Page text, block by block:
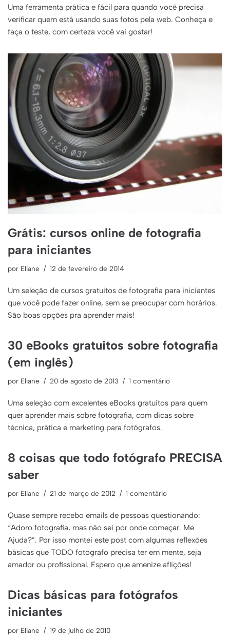
Uma ferramenta prática e fácil para quando você precisa
verificar quem está usando suas fotos pela web. Conheça e
faça o teste, com certeza você vai gostar!
Grátis: cursos online de fotografia
para iniciantes
por Eliane 12 de fevereiro de 2014
Um seleção de cursos gratuitos de fotografia para iniciantes
que você pode fazer online, sem se preocupar com horários.
São boas opções pra aprender mais!
30 eBooks gratuitos sobre fotografia
(em inglês)
por Eliane 20 de agosto de 2013 1 comentário
Uma seleção com excelentes eBooks gratuitos para quem
quer aprender mais sobre fotografia, com dicas sobre
técnica, prática e marketing para fotógrafos.
8 coisas que todo fotógrafo PRECISA
saber
por Eliane 21 de março de 2012 1 comentário
Quase sempre recebo emails de pessoas questionando:
“Adoro fotografia, mas não sei por onde começar. Me
Ajuda?”. Por isso montei este post com algumas reflexões
básicas que TODO fotógrafo precisa ter em mente, seja
amador ou profissional. Espero que amenize aflições!
Dicas básicas para fotógrafos
iniciantes
por Eliane 19 de julho de 2010